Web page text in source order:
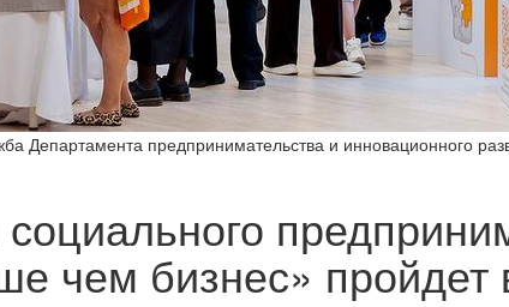
Департамента предпринимательства и инновационного
чем бизнес»